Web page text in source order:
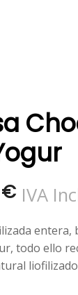
€Rango
de
desde
IVA
entera,
todo ello